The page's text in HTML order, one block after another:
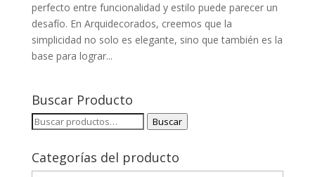
perfecto entre funcionalidad y estilo puede parecer un
desafío. En Arquidecorados, creemos que la
simplicidad no solo es elegante, sino que también es la
base para lograr...
Buscar Producto
Buscar
Buscar
Categorías del producto